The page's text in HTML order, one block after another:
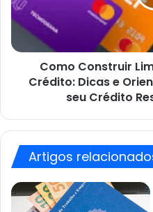
Cartão
de
Crédito:
Dicas
Orientações
seu
Responsavelmente
Como Construir
Crédito: Dicas e
seu Crédito
Artigos